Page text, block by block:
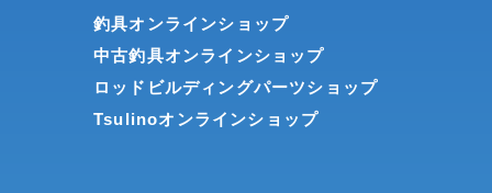
釣具オンラインショップ
中古釣具オンラインショップ
ロッドビルディングパーツショップ
Tsulinoオンラインショップ